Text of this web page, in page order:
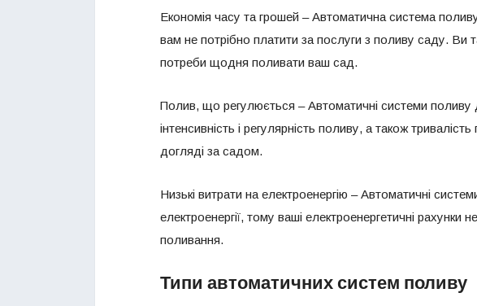
Економія часу та грошей – Автоматична система
вам не потрібно платити за послуги з поливу саду. Ви
потреби щодня поливати ваш сад.
Полив, що регулюється – Автоматичні системи
інтенсивність і регулярність поливу, а також
догляді за садом.
Низькі витрати на електроенергію – Автоматичні
електроенергії, тому ваші електроенергетичні рахунки
поливання.
Типи автоматичних систем поливу